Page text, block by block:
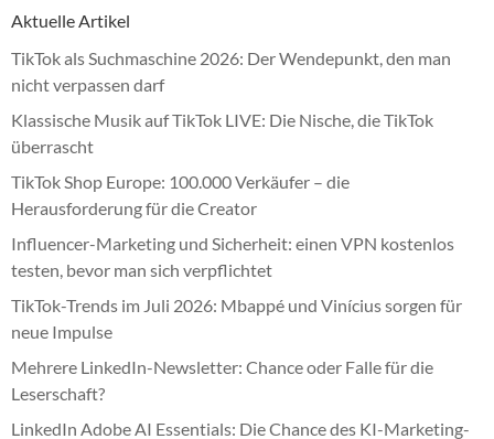
Aktuelle Artikel
TikTok als Suchmaschine 2026: Der Wendepunkt, den man
nicht verpassen darf
Klassische Musik auf TikTok LIVE: Die Nische, die TikTok
überrascht
TikTok Shop Europe: 100.000 Verkäufer – die
Herausforderung für die Creator
Influencer-Marketing und Sicherheit: einen VPN kostenlos
testen, bevor man sich verpflichtet
TikTok-Trends im Juli 2026: Mbappé und Vinícius sorgen für
neue Impulse
Mehrere LinkedIn-Newsletter: Chance oder Falle für die
Leserschaft?
LinkedIn Adobe AI Essentials: Die Chance des KI-Marketing-